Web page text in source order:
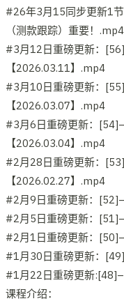
#26年3月15同步更新1
（测款跟踪）重要！.mp4
#3月12日重磅更新：
【2026.03.11】.mp4
#3月10日重磅更新：
【2026.03.07】.mp4
#3月6日重磅更新：
【2026.03.04】.mp4
#2月28日重磅更新：
【2026.02.27】.mp4
#2月9日重磅更新：
#2月5日重磅更新：
#2月1日重磅更新：
#1月30日重磅更新：
#1月22日重磅更新
课程介绍：